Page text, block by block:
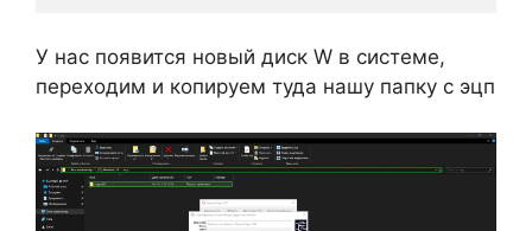
У нас появится новый диск W в системе,
переходим и копируем туда нашу папку с эцп